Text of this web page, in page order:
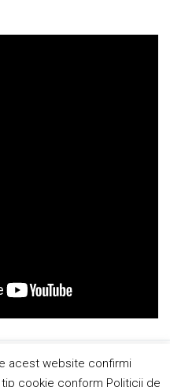
84colors
acest website confirmi
cookie conform Politicii de